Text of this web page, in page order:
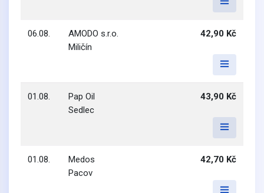
06.08.
AMODO s.r.o.
Miličín
42,90 Kč
01.08.
Pap Oil
Sedlec
43,90 Kč
01.08.
Medos
Pacov
42,70 Kč